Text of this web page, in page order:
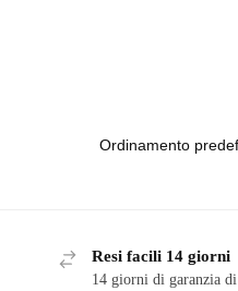
Resi facili 14 giorni
14 giorni di garanzia di